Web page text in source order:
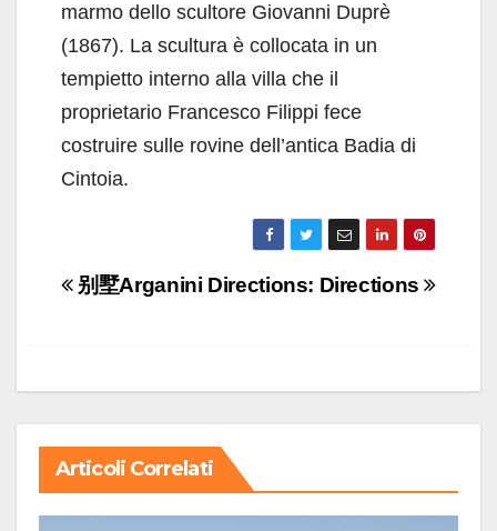
marmo dello scultore Giovanni Duprè
(1867). La scultura è collocata in un
tempietto interno alla villa che il
proprietario Francesco Filippi fece
costruire sulle rovine dell’antica Badia di
Cintoia.
NavigazioneDirections: Directions
别墅Arganini
Articoli Correlati